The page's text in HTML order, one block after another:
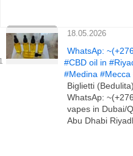
18.05.2026
WhatsAp:
#CBD oil in
#Medina #Mecca
Biglietti (Bedulita)
WhatsAp:
vapes in Dubai/
Abu Dhabi